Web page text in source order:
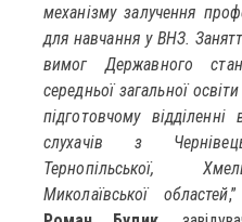
механізму залучення
для навчання у ВНЗ.
вимог Державного
середньої загальної
підготовчому
слухачів з
Тернопільської,
Миколаївської областей